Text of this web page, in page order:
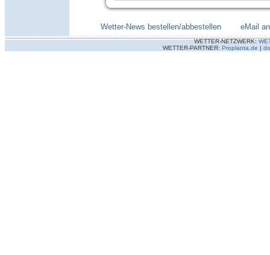
Wetter-News bestellen/abbestellen eMail
WETTER-NETZWERK:
WETTER-PARTNER: Proplanta.de |